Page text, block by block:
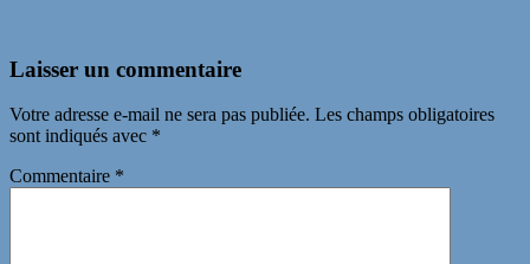
Laisser un commentaire
Votre adresse e-mail ne sera pas publiée. Les champs obligatoires
sont indiqués avec *
Commentaire *